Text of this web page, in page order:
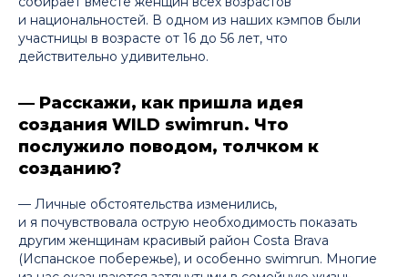
и национальностей. В одном из наших кэмпов были
участницы в возрасте от 16 до 56 лет, что
действительно удивительно.
— Расскажи, как пришла идея
создания WILD swimrun. Что
послужило поводом, толчком к
созданию?
— Личные обстоятельства изменились,
и я почувствовала острую необходимость показать
другим женщинам красивый район Costa Brava
(Испанское побережье), и особенно swimrun. Многие